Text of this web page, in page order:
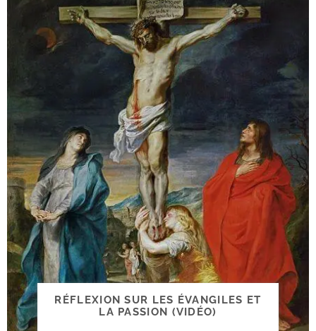
RÉFLEXION SUR LES ÉVANGILES ET
LA PASSION (VIDÉO)